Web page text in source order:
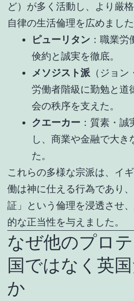
ど）が多く活動し、より厳
自律の生活倫理を広めました
ピューリタン ：職業労
倹約と誠実を徹底。
メソジスト派 （ジョン
労働者階級に勤勉と道
会の秩序を支えた。
クエーカー ：質素・誠
し、商業や金融で大き
た。
これらの多様な宗派は、イ
働は神に仕える行為であり
証」という倫理を浸透させ
的な正当性を与えました。
なぜ他のプロ
国ではなく英
か